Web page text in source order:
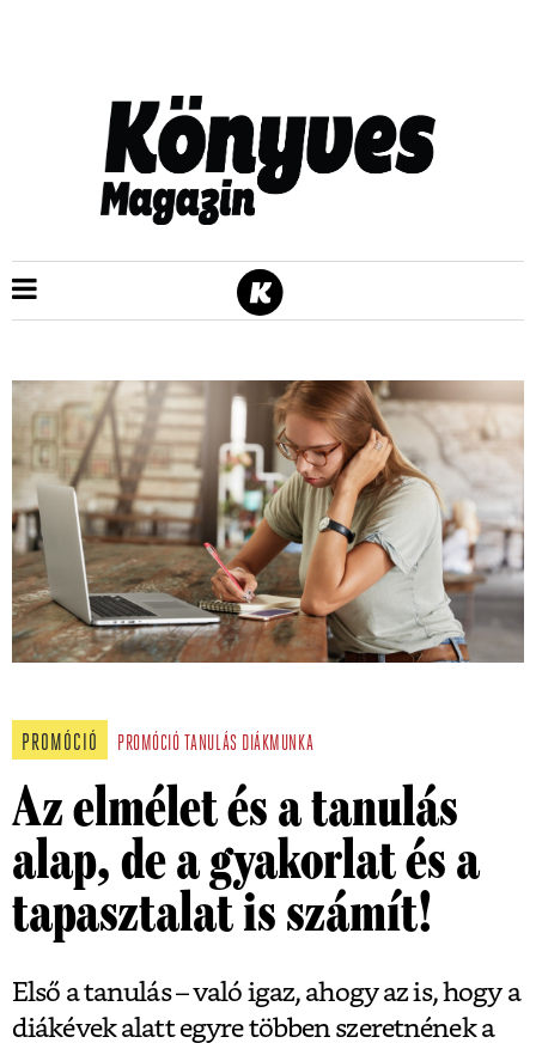
PROMÓCIÓ PROMÓCIÓ TANULÁS DIÁKMUNKA
Az elmélet és a tanulás
alap, de a gyakorlat és a
tapasztalat is számít!
Első a tanulás – való igaz, ahogy az is, hogy a
diákévek alatt egyre többen szeretnének a